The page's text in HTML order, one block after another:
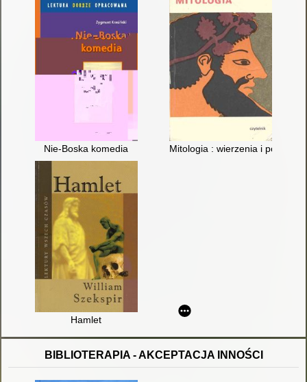
Nie-Boska komedia Mitologia : wierzenia i podania
Hamlet
BIBLIOTERAPIA - AKCEPTACJA INNOŚCI